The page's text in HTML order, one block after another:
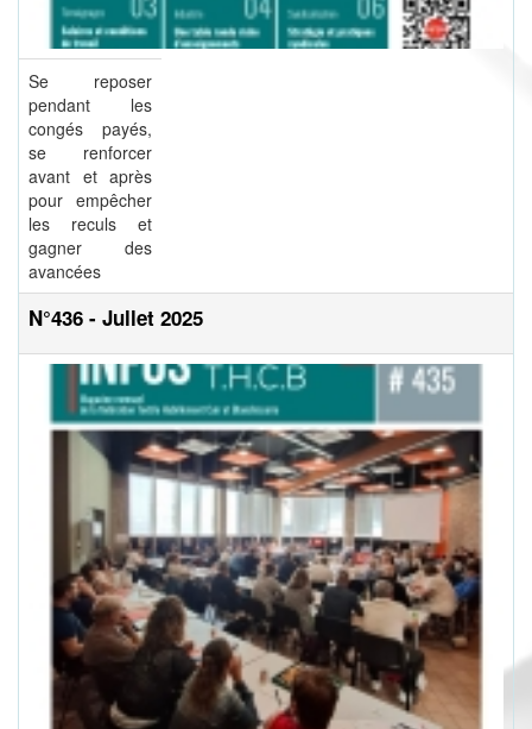
Se reposer
pendant les
congés payés,
se renforcer
avant et après
pour empêcher
les reculs et
gagner des
avancées
N°436 - Jullet 2025